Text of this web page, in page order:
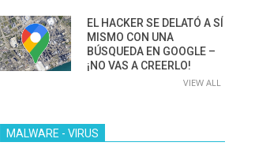
EL HACKER SE DELATÓ A SÍ
MISMO CON UNA
BÚSQUEDA EN GOOGLE –
¡NO VAS A CREERLO!
VIEW ALL
MALWARE - VIRUS